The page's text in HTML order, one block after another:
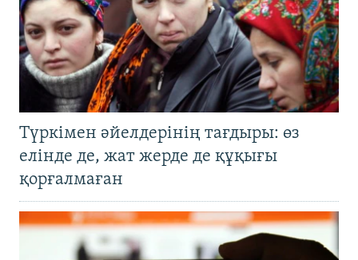
Түркімен әйелдерінің тағдыры: өз
елінде де, жат жерде де құқығы
қорғалмаған